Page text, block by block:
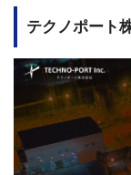
テクノポート